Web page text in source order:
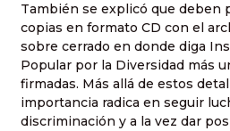
También se explicó que deben
copias en formato CD con el
sobre cerrado en donde diga
Popular por la Diversidad más
firmadas. Más allá de estos
importancia radica en seguir
discriminación y a la vez dar